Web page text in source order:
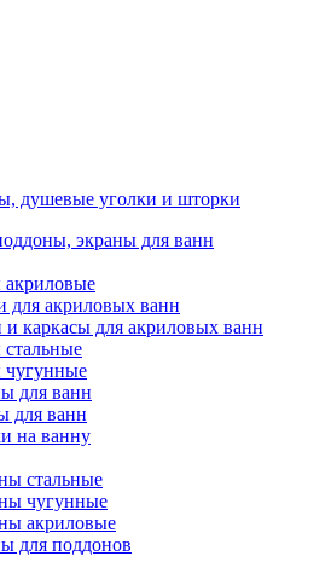
душевые уголки и шторки
экраны для ванн
для акриловых ванн
каркасы для акриловых ванн
для ванн
для ванн
на ванну
стальные
чугунные
акриловые
для поддонов